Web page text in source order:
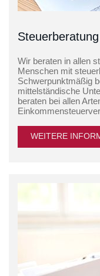
Steuerberatung
Wir beraten in allen
Menschen mit
Schwerpunktmäßig
mittelständische
beraten bei allen
WEITERE